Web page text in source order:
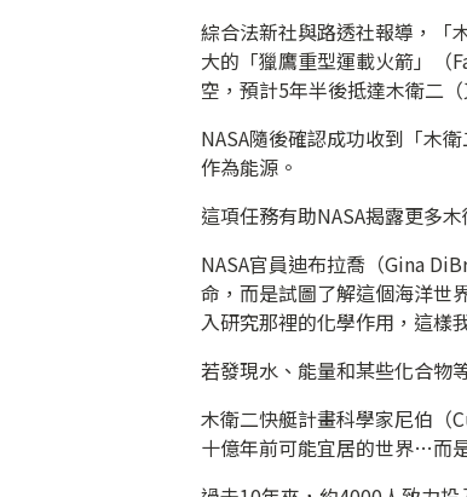
綜合法新社與路透社報導，「
大的「獵鷹重型運載火箭」（
空，預計5年半後抵達木衛二
NASA隨後確認成功收到「木
作為能源。
這項任務有助NASA揭露更多
NASA官員迪布拉喬（Gina
命，而是試圖了解這個海洋世
入研究那裡的化學作用，這樣
若發現水、能量和某些化合物
木衛二快艇計畫科學家尼伯（
十億年前可能宜居的世界…而